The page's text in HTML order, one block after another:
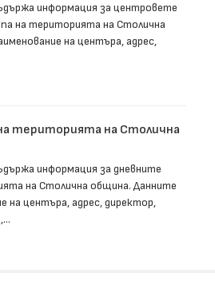
информация за центровете
на територията на Столична
на центъра, адрес,
територията на Столична
информация за дневните
на Столична община. Данните
на центъра, адрес, директор,